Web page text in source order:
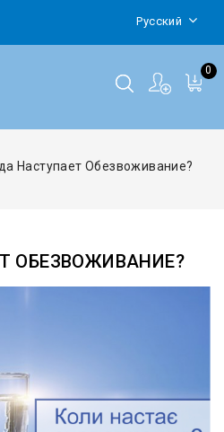
Русский
0
Наступает Обезвоживание?
ОБЕЗВОЖИВАНИЕ?